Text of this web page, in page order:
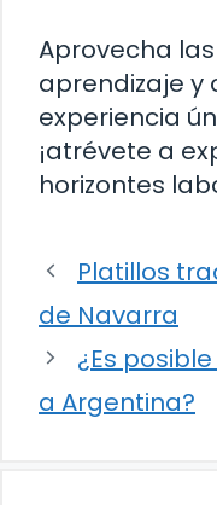
Aprovecha
aprendizaje y
experiencia
¡atrévete a
horizontes
Platillos
de Navarra
¿Es
a Argentina?